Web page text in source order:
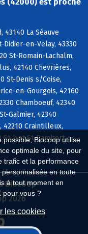
Biocoop utilise
optimale du site, pour
trafic et la performance
en toute
à tout moment en
pour vous ?
les cookies
43140 La Séauve
Didier-en-Velay, 43330
St-Romain-Lachalm,
42140 Chevrières,
St-Denis s/Coise,
en-Gourgois, 42160
Chamboeuf, 42340
Galmier, 42340
42210 Craintilleux,
St-Just-St-Rambert,
Biocoop
2026